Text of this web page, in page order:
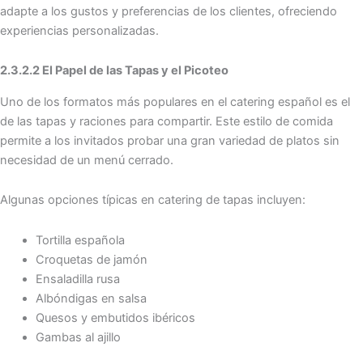
adapte a los gustos y preferencias de los clientes, ofreciendo
experiencias personalizadas.
2.3.2.2 El Papel de las Tapas y el Picoteo
Uno de los formatos más populares en el catering español es el
de las tapas y raciones para compartir. Este estilo de comida
permite a los invitados probar una gran variedad de platos sin
necesidad de un menú cerrado.
Algunas opciones típicas en catering de tapas incluyen:
Tortilla española
Croquetas de jamón
Ensaladilla rusa
Albóndigas en salsa
Quesos y embutidos ibéricos
Gambas al ajillo